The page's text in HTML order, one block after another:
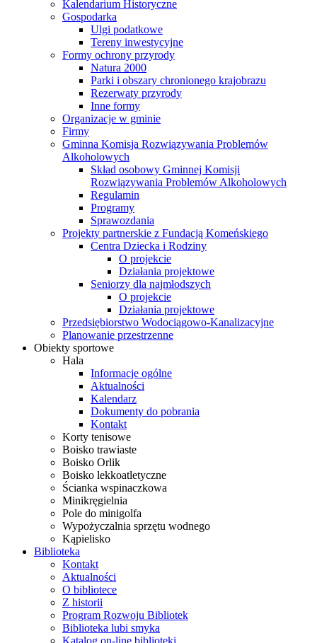
Kalendarium Historyczne
Gospodarka
Ulgi podatkowe
Tereny inwestycyjne
Formy ochrony przyrody
Natura 2000
Parki i obszary chronionego krajobrazu
Rezerwaty przyrody
Inne formy
Organizacje w gminie
Firmy
Gminna Komisja Rozwiązywania Problemów
Alkoholowych
Skład osobowy Gminnej Komisji
Rozwiązywania Problemów Alkoholowych
Regulamin
Programy
Sprawozdania
Projekty partnerskie z Fundacją Komeńskiego
Centra Dziecka i Rodziny
O projekcie
Działania projektowe
Seniorzy dla najmłodszych
O projekcie
Działania projektowe
Przedsiębiorstwo Wodociągowo-Kanalizacyjne
Planowanie przestrzenne
Obiekty sportowe
Hala
Informacje ogólne
Aktualności
Kalendarz
Dokumenty do pobrania
Kontakt
Korty tenisowe
Boisko trawiaste
Boisko Orlik
Boisko lekkoatletyczne
Ścianka wspinaczkowa
Minikręgielnia
Pole do minigolfa
Wypożyczalnia sprzętu wodnego
Kąpielisko
Biblioteka
Kontakt
Aktualności
O bibliotece
Z historii
Program Rozwoju Bibliotek
Biblioteka lubi smyka
Katalog on-line biblioteki